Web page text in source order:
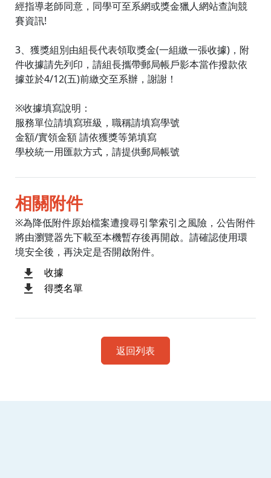
經指導老師同意，同學可至系網或獎金獵人網站查詢競
賽資訊!
3、獲獎組別由組長代表領取獎金(一組繳一張收據)，附
件收據請先列印，請組長攜帶郵局帳戶影本當作撥款依
據並於4/12(五)前繳交至系辦，謝謝！
※收據填寫說明：
服務單位請填寫班級，職稱請填寫學號
金額/實領金額 請依獲獎等第填寫
學校統一用匯款方式，請提供郵局帳號
相關附件
※為降低附件原始檔案遭搜尋引擎索引之風險，公告附件
將由瀏覽器先下載至本機暫存後再開啟。請確認使用環
境安全後，再決定是否開啟附件。
收據
得獎名單
返回列表